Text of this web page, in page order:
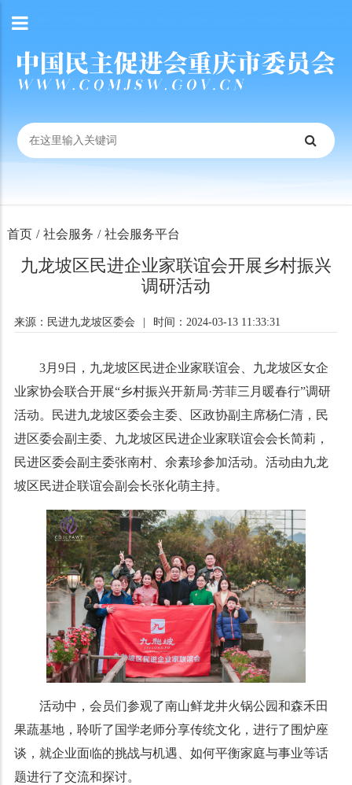
首页 / 社会服务 / 社会服务平台
九龙坡区民进企业家联谊会开展乡村振兴
调研活动
来源：民进九龙坡区委会 时间：2024-03-13 11:33:31
3月9日， 九龙坡区民进企业家联谊会、九龙坡区女企
业家协会联合开展“乡村振兴开新局·芳菲三月暖春行”调研
活动。
民进九龙坡区委会主委、区政协副主席杨仁清， 民
进区委会副主委、 九龙坡区民进企业家联谊会会长简莉，
民进区委会副主委张南村、余素珍参加活动。活动由九龙
坡区民进企联谊会副会长张化萌主持。
活动中，会员们参观了南山鲜龙井火锅公园和森禾田
果蔬基地，聆听了国学老师分享传统文化，进行了围炉座
谈，就企业面临的挑战与机遇、如何平衡家庭与事业等话
题进行了交流和探讨。